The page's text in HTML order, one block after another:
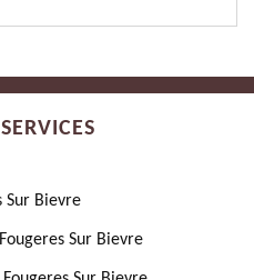
Sur Bievre
Sur Bievre